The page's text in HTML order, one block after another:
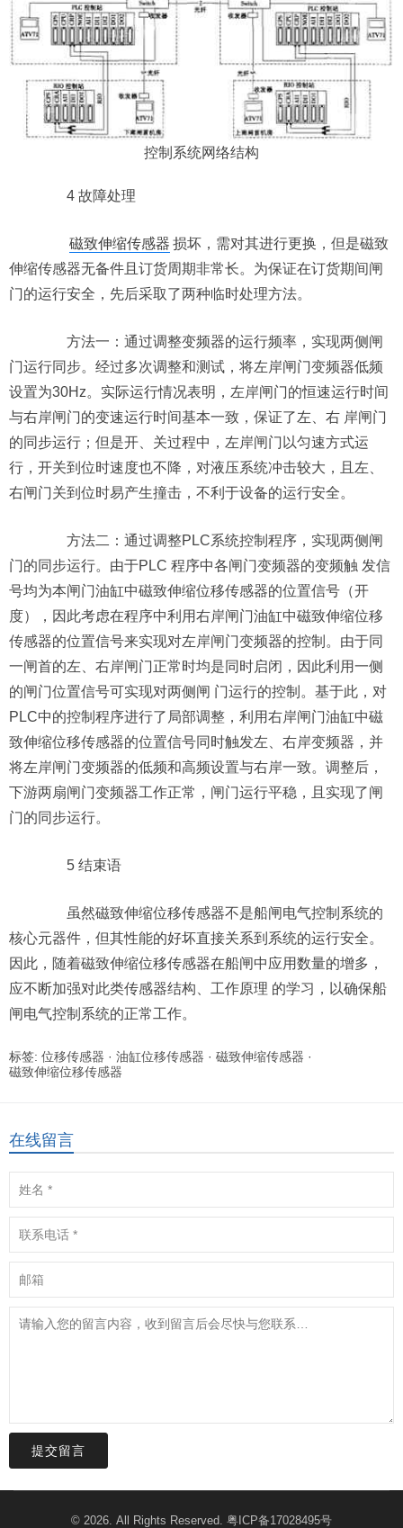
控制系统网络结构
4 故障处理
磁致伸缩传感器 损坏，需对其进行更换，但是磁致
伸缩传感器无备件且订货周期非常长。为保证在订货期间闸
门的运行安全，先后采取了两种临时处理方法。
方法一：通过调整变频器的运行频率，实现两侧闸
门运行同步。经过多次调整和测试，将左岸闸门变频器低频
设置为30Hz。实际运行情况表明，左岸闸门的恒速运行时间
与右岸闸门的变速运行时间基本一致，保证了左、右 岸闸门
的同步运行；但是开、关过程中，左岸闸门以匀速方式运
行，开关到位时速度也不降，对液压系统冲击较大，且左、
右闸门关到位时易产生撞击，不利于设备的运行安全。
方法二：通过调整PLC系统控制程序，实现两侧闸
门的同步运行。由于PLC 程序中各闸门变频器的变频触 发信
号均为本闸门油缸中磁致伸缩位移传感器的位置信号（开
度），因此考虑在程序中利用右岸闸门油缸中磁致伸缩位移
传感器的位置信号来实现对左岸闸门变频器的控制。由于同
一闸首的左、右岸闸门正常时均是同时启闭，因此利用一侧
的闸门位置信号可实现对两侧闸 门运行的控制。基于此，对
PLC中的控制程序进行了局部调整，利用右岸闸门油缸中磁
致伸缩位移传感器的位置信号同时触发左、右岸变频器，并
将左岸闸门变频器的低频和高频设置与右岸一致。调整后，
下游两扇闸门变频器工作正常，闸门运行平稳，且实现了闸
门的同步运行。
5 结束语
虽然磁致伸缩位移传感器不是船闸电气控制系统的
核心元器件，但其性能的好坏直接关系到系统的运行安全。
因此，随着磁致伸缩位移传感器在船闸中应用数量的增多，
应不断加强对此类传感器结构、工作原理 的学习，以确保船
闸电气控制系统的正常工作。
标签: 位移传感器 · 油缸位移传感器 · 磁致伸缩传感器 ·
磁致伸缩位移传感器
在线留言
提交留言
© 2026. All Rights Reserved. 粤ICP备17028495号